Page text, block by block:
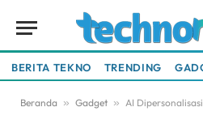
BERITA TEKNO TRENDING
Beranda » Gadget » AI Dipersonalisasi untuk